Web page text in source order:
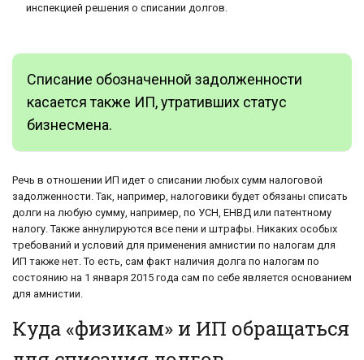
инспекцией решения о списании долгов.
Списание обозначенной задолженности
касается также ИП, утративших статус
бизнесмена.
Речь в отношении ИП идет о списании любых сумм налоговой
задолженности. Так, например, налоговики будет обязаны списать
долги на любую сумму, например, по УСН, ЕНВД или патентному
налогу. Также аннулируются все пени и штрафы. Никаких особых
требований и условий для применения амнистии по налогам для
ИП также нет. То есть, сам факт наличия долга по налогам по
состоянию на 1 января 2015 года сам по себе является основанием
для амнистии.
Куда «физикам» и ИП обращаться